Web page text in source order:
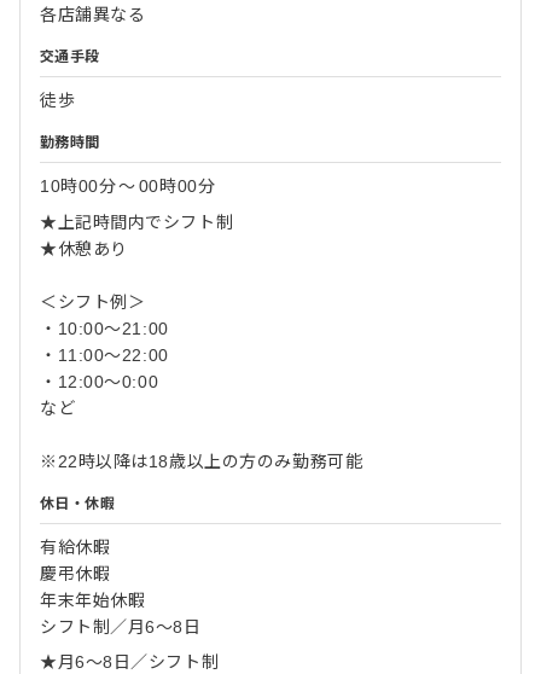
各店舗異なる
交通手段
徒歩
勤務時間
10時00分〜00時00分
★上記時間内でシフト制
★休憩あり
＜シフト例＞
・10:00～21:00
・11:00～22:00
・12:00～0:00
など
※22時以降は18歳以上の方のみ勤務可能
休日・休暇
有給休暇
慶弔休暇
年末年始休暇
シフト制／月6～8日
★月6～8日／シフト制